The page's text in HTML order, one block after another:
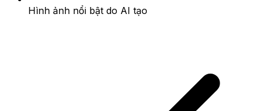
Hình ảnh nổi bật do AI tạo